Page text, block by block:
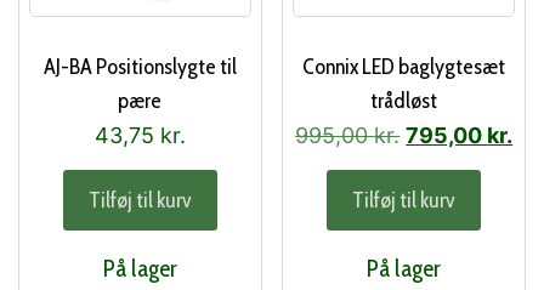
AJ-BA Positionslygte til
pære
43,75 kr.
Tilføj til kurv
På lager
Connix LED baglygtesæt
trådløst
995,00kr. Den
oprindelige
pris
var:
995,00 kr..
795,00 kr.
Tilføj til kurv
På lager